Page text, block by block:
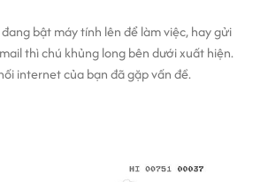
bật máy tính lên để làm việc, hay gửi
thì chú khủng long bên dưới xuất hiện.
internet của bạn đã gặp vấn đề.